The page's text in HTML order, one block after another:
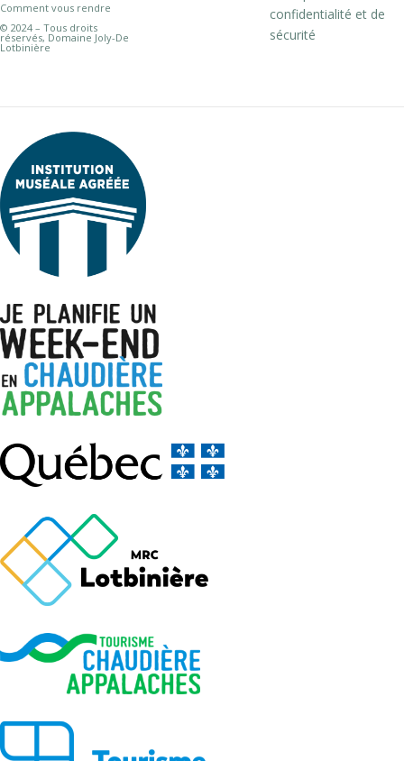
Comment vous rendre
© 2024 – Tous droits
réservés, Domaine Joly-De
Lotbinière
confidentialité et de
sécurité